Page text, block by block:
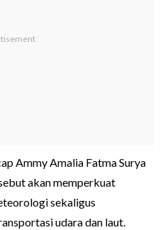
Ammy Amalia Fatma Surya
akan memperkuat
sekaligus
udara dan laut.